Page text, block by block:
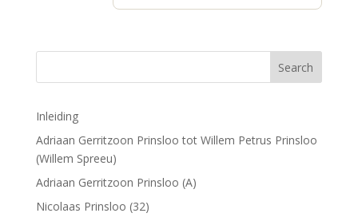
Search
Inleiding
Adriaan Gerritzoon Prinsloo tot Willem Petrus Prinsloo
(Willem Spreeu)
Adriaan Gerritzoon Prinsloo (A)
Nicolaas Prinsloo (32)